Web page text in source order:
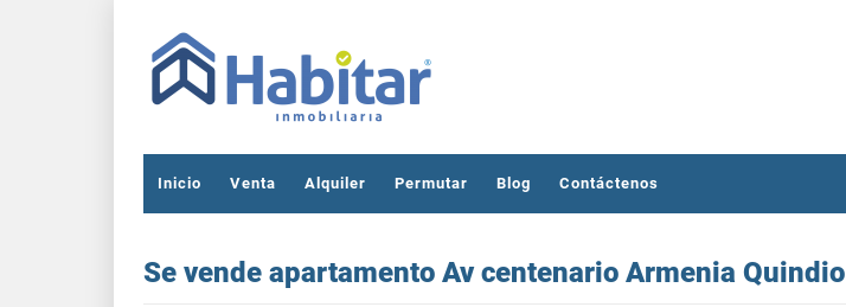
Inicio Venta Alquiler Permutar Blog Contáctenos
Se vende apartamento Av centenario Armenia Quindio